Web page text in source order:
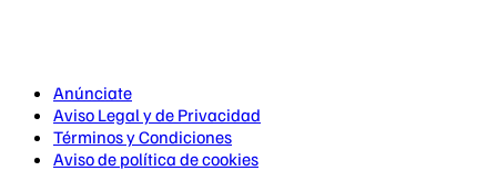
Anúnciate
Aviso Legal y de Privacidad
Términos y Condiciones
Aviso de política de cookies